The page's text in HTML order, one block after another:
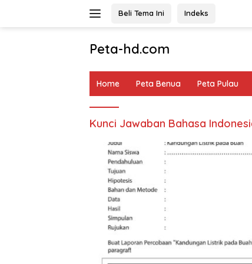
Beli Tema Ini Indeks
Peta-hd.com
Gambar
HD
Home Peta Benua Peta Pulau
Kunci Jawaban Bahasa